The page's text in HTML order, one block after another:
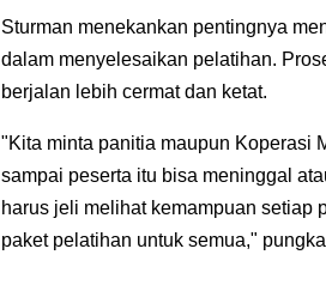
Sturman menekankan pentingnya
dalam menyelesaikan pelatihan.
berjalan lebih cermat dan ketat.
"Kita minta panitia maupun Koperasi
sampai peserta itu bisa meninggal
harus jeli melihat kemampuan setiap
paket pelatihan untuk semua,"